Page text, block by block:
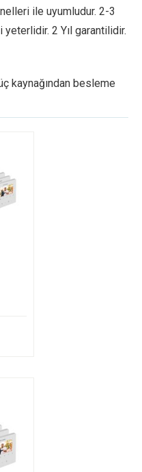
ile uyumludur. 2-3
2 Yıl garantilidir.
kaynağından besleme